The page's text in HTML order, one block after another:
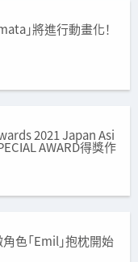
」將進行動畫化！
2021 Japan Asi
AWARD得獎作
色「Emil」抱枕開始